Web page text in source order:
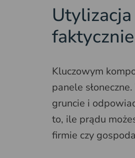
Kluczowym
panele
gruncie i
to, ile prądu
firmie czy